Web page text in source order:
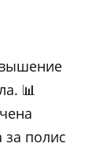
📊
полис